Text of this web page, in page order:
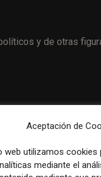
y de otras
las notas y
entre
Aceptación de
web utilizamos cookies
mediante el